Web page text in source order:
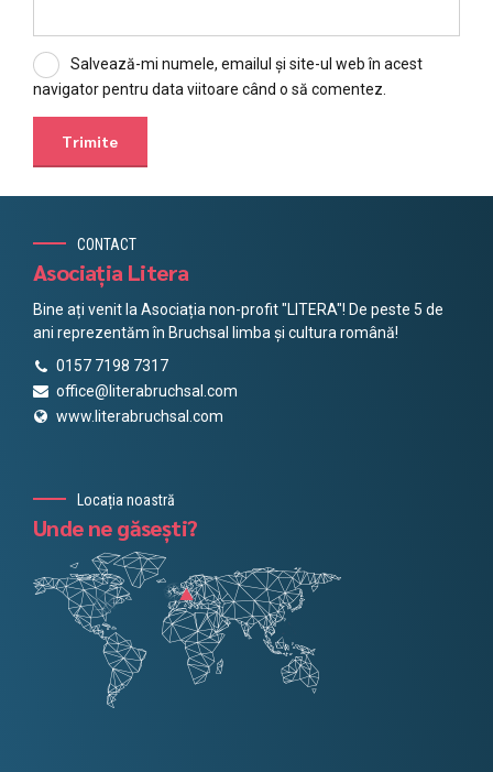
Salvează-mi numele, emailul și site-ul web în acest
navigator pentru data viitoare când o să comentez.
CONTACT
Asociația Litera
Bine ați venit la Asociația non-profit "LITERA"! De peste 5 de
ani reprezentăm în Bruchsal limba și cultura română!
0157 7198 7317
office@literabruchsal.com
www.literabruchsal.com
Locația noastră
Unde ne găsești?